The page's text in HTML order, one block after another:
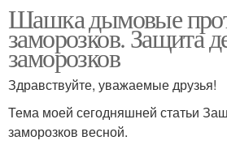
Шашка дымовые
заморозков. Защита
заморозков
Здравствуйте, уважаемые друзья!
Тема моей сегодняшней статьи
заморозков весной.